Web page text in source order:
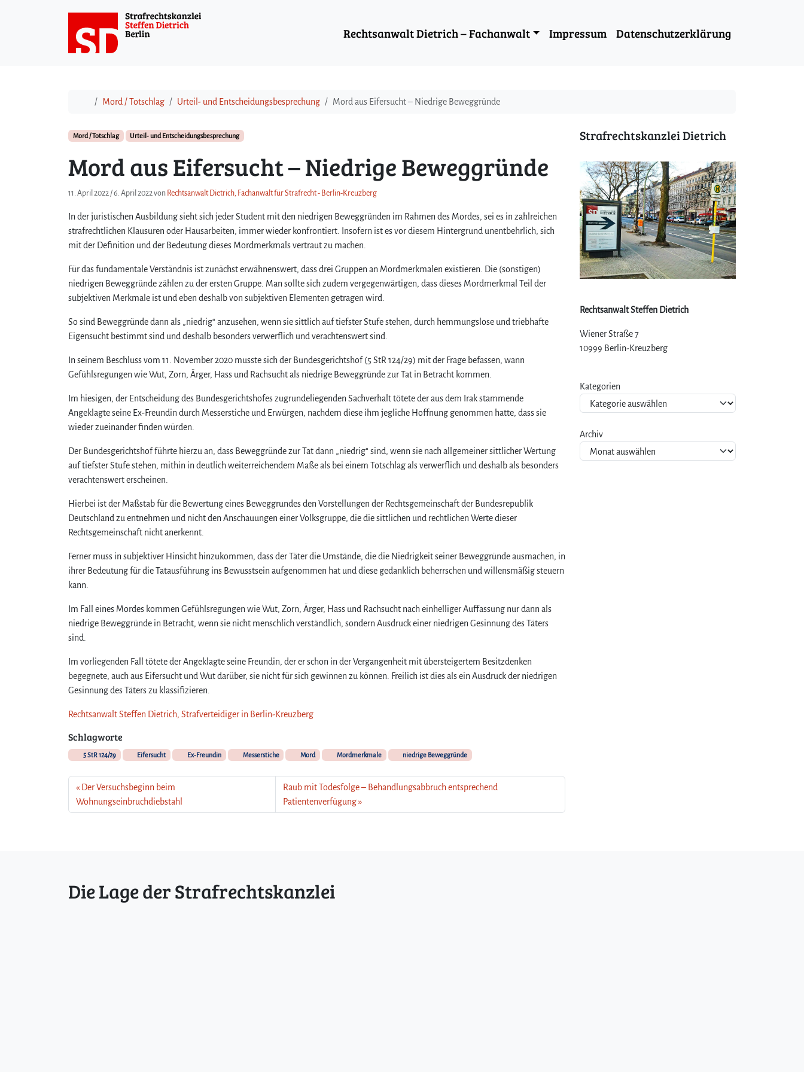
Rechtsanwalt Dietrich – Fachanwalt Impressum Datenschutzerklärung
StartMord / Totschlag Urteil- und Entscheidungsbesprechung Mord aus Eifersucht – Niedrige Beweggründe
Mord / Totschlag Urteil- und Entscheidungsbesprechung
Mord aus Eifersucht – Niedrige Beweggründe
11. April 2022 /6. April 2022von Rechtsanwalt Dietrich, Fachanwalt für Strafrecht - Berlin-Kreuzberg
In der juristischen Ausbildung sieht sich jeder Student mit den niedrigen Beweggründen im Rahmen des Mordes, sei es in zahlreichen
strafrechtlichen Klausuren oder Hausarbeiten, immer wieder konfrontiert. Insofern ist es vor diesem Hintergrund unentbehrlich, sich
mit der Definition und der Bedeutung dieses Mordmerkmals vertraut zu machen.
Für das fundamentale Verständnis ist zunächst erwähnenswert, dass drei Gruppen an Mordmerkmalen existieren. Die (sonstigen)
niedrigen Beweggründe zählen zu der ersten Gruppe. Man sollte sich zudem vergegenwärtigen, dass dieses Mordmerkmal Teil der
subjektiven Merkmale ist und eben deshalb von subjektiven Elementen getragen wird.
So sind Beweggründe dann als „niedrig“ anzusehen, wenn sie sittlich auf tiefster Stufe stehen, durch hemmungslose und triebhafte
Eigensucht bestimmt sind und deshalb besonders verwerflich und verachtenswert sind.
In seinem Beschluss vom 11. November 2020 musste sich der Bundesgerichtshof (5 StR 124/29) mit der Frage befassen, wann
Gefühlsregungen wie Wut, Zorn, Ärger, Hass und Rachsucht als niedrige Beweggründe zur Tat in Betracht kommen.
Im hiesigen, der Entscheidung des Bundesgerichtshofes zugrundeliegenden Sachverhalt tötete der aus dem Irak stammende
Angeklagte seine Ex-Freundin durch Messerstiche und Erwürgen, nachdem diese ihm jegliche Hoffnung genommen hatte, dass sie
wieder zueinander finden würden.
Der Bundesgerichtshof führte hierzu an, dass Beweggründe zur Tat dann „niedrig“ sind, wenn sie nach allgemeiner sittlicher Wertung
auf tiefster Stufe stehen, mithin in deutlich weiterreichendem Maße als bei einem Totschlag als verwerflich und deshalb als besonders
verachtenswert erscheinen.
Hierbei ist der Maßstab für die Bewertung eines Beweggrundes den Vorstellungen der Rechtsgemeinschaft der Bundesrepublik
Deutschland zu entnehmen und nicht den Anschauungen einer Volksgruppe, die die sittlichen und rechtlichen Werte dieser
Rechtsgemeinschaft nicht anerkennt.
Ferner muss in subjektiver Hinsicht hinzukommen, dass der Täter die Umstände, die die Niedrigkeit seiner Beweggründe ausmachen, in
ihrer Bedeutung für die Tatausführung ins Bewusstsein aufgenommen hat und diese gedanklich beherrschen und willensmäßig steuern
kann.
Im Fall eines Mordes kommen Gefühlsregungen wie Wut, Zorn, Ärger, Hass und Rachsucht nach einhelliger Auffassung nur dann als
niedrige Beweggründe in Betracht, wenn sie nicht menschlich verständlich, sondern Ausdruck einer niedrigen Gesinnung des Täters
sind.
Im vorliegenden Fall tötete der Angeklagte seine Freundin, der er schon in der Vergangenheit mit übersteigertem Besitzdenken
begegnete, auch aus Eifersucht und Wut darüber, sie nicht für sich gewinnen zu können. Freilich ist dies als ein Ausdruck der niedrigen
Gesinnung des Täters zu klassifizieren.
Rechtsanwalt Steffen Dietrich, Strafverteidiger in Berlin-Kreuzberg
Schlagworte
5 StR 124/29 Eifersucht Ex-Freundin Messerstiche Mord Mordmerkmale niedrige Beweggründe
Der Versuchsbeginn beim
Wohnungseinbruchdiebstahl
Raub mit Todesfolge – Behandlungsabbruch entsprechend
Patientenverfügung
Strafrechtskanzlei Dietrich
Rechtsanwalt Steffen Dietrich
Wiener Straße 7
10999 Berlin-Kreuzberg
Kategorien
Archiv
Die Lage der Strafrechtskanzlei